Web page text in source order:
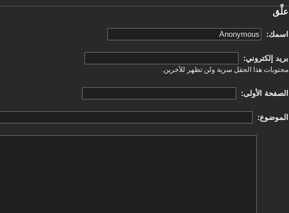
علِّق
‏اسمك: ‏
‏بريد إلكتروني: ‏
محتويات هذا الحقل سرية ولن تظهر للآخرين.
‏الصفحة الأولى: ‏
‏الموضوع: ‏